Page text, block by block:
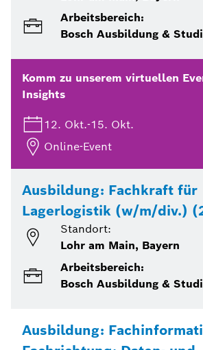
Arbeitsbereich:
Bosch Ausbildung &
Komm zu unserem virtuellen
Insights
12. Okt.-15. Okt.
Online-Event
Ausbildung: Fachkraft für
Lagerlogistik (w/m/div.)
Standort:
Lohr am Main, Bayern
Arbeitsbereich:
Bosch Ausbildung &
Ausbildung: